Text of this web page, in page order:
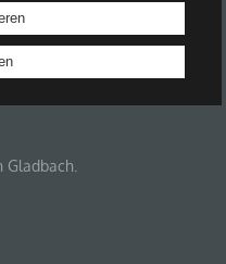
deren
dem für die
verarbeitet werden.